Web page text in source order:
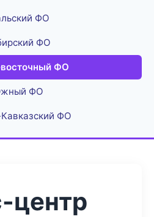
ФО
ФО
ФО
ФО
ФО
центр